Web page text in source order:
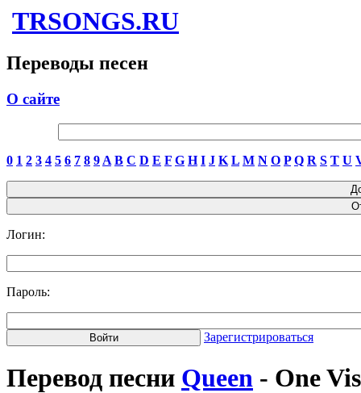
TRSONGS.RU
Переводы песен
О сайте
0 1 2 3 4 5 6 7 8 9 A B C D E F G H I J K L M N O P Q R S T U
Логин:
Пароль:
Зарегистрироваться
Перевод песни Queen - One